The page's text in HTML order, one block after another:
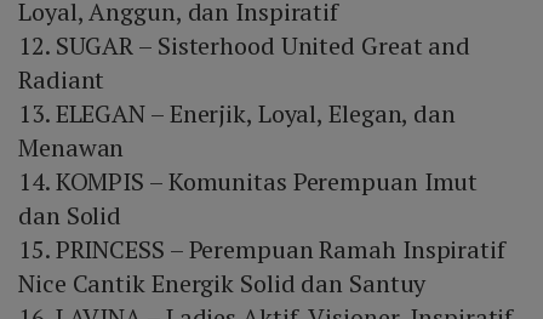
Loyal, Anggun, dan Inspiratif
12. SUGAR – Sisterhood United Great and
Radiant
13. ELEGAN – Enerjik, Loyal, Elegan, dan
Menawan
14. KOMPIS – Komunitas Perempuan Imut
dan Solid
15. PRINCESS – Perempuan Ramah Inspiratif
Nice Cantik Energik Solid dan Santuy